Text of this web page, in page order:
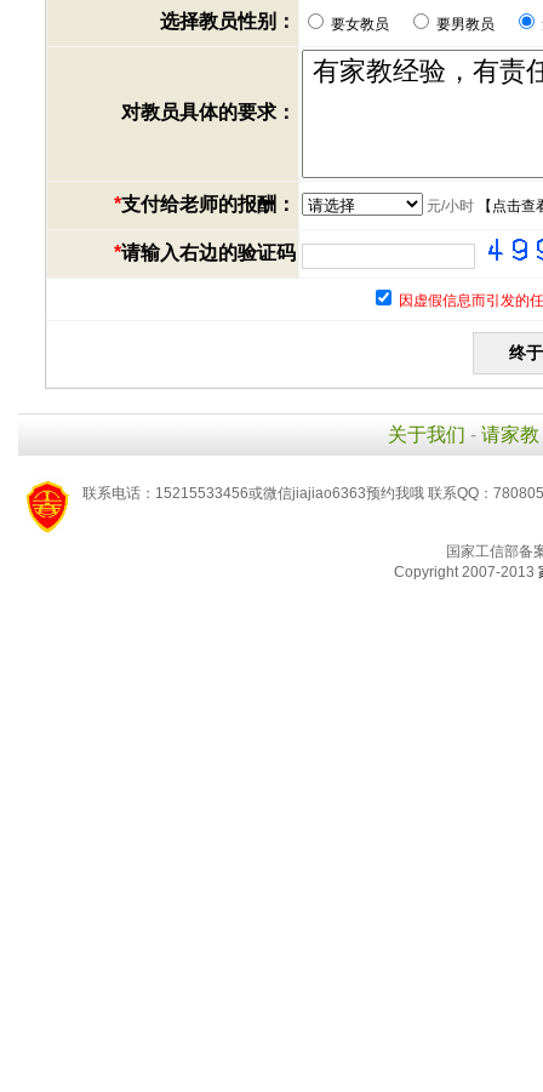
选择教员性别：
要女教员 要男教员
对教员具体的要求：
*支付给老师的报酬： 元/小时【 点击查
*请输入右边的验证码
因虚假信息而引发的
关于我们 - 请家教
联系电话：15215533456或微信jiajiao6363预约我哦 联系QQ：
国家工信部备
Copyright 2007-2013